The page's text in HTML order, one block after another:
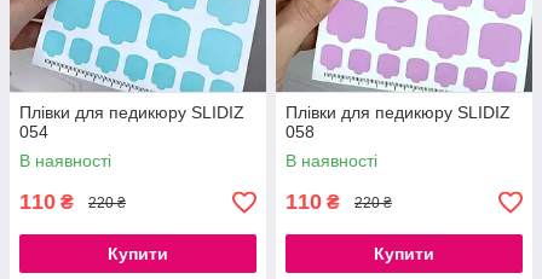
Плівки для педикюру SLIDIZ
054
В наявності
110 ₴ 220 ₴
Купити
Плівки для педикюру SLIDIZ
058
В наявності
110 ₴ 220 ₴
Купити